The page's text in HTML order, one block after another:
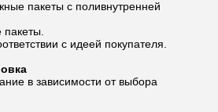
пакеты с поливнутренней
с идеей покупателя.
в зависимости от выбора